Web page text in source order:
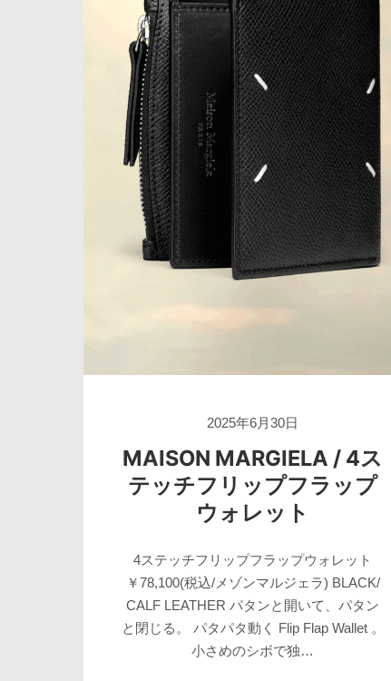
2025年6月30日
MAISON MARGIELA / 4ス
テッチフリップフラップ
ウォレット
4ステッチフリップフラップウォレット
￥78,100(税込/メゾンマルジェラ) BLACK/
CALF LEATHER パタンと開いて、パタン
と閉じる。 パタパタ動く Flip Flap Wallet 。
小さめのシボで独…